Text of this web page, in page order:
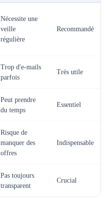
Nécessite une
veille
régulière
Recommandé
Trop d'e-mails
parfois
Très utile
Peut prendre
du temps
Essentiel
Risque de
manquer des
offres
Indispensable
Pas toujours
transparent
Crucial